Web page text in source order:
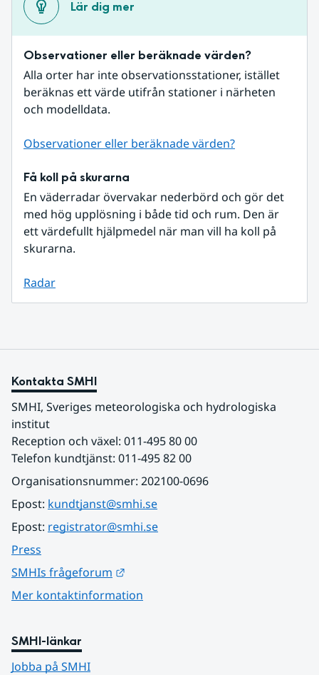
Lär dig mer
Observationer eller beräknade värden?
Alla orter har inte observationsstationer, istället
beräknas ett värde utifrån stationer i närheten
och modelldata.
Observationer eller beräknade värden?
Få koll på skurarna
En väderradar övervakar nederbörd och gör det
med hög upplösning i både tid och rum. Den är
ett värdefullt hjälpmedel när man vill ha koll på
skurarna.
Radar
Kontakta SMHI
SMHI, Sveriges meteorologiska och hydrologiska
institut
Reception och växel: 011-495 80 00
Telefon kundtjänst: 011-495 82 00
Organisationsnummer: 202100-0696
Epost: kundtjanst@smhi.se
Epost: registrator@smhi.se
Press
SMHIs frågeforum
Mer kontaktinformation
SMHI-länkar
Jobba på SMHI